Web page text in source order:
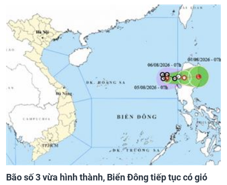
Bão số 3 vừa hình thành, Biển Đông tiếp tục có gió